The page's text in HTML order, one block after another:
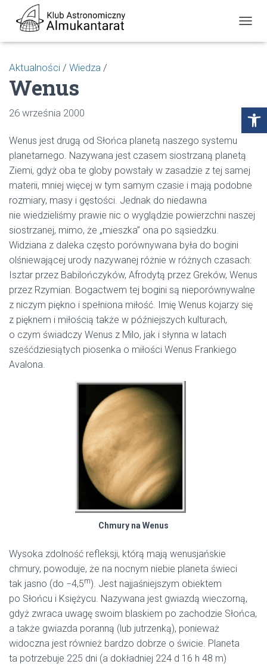
Open toolbar
R
N
G
A
J
Aktualności / Wiedza /
Wenus
26 września 2000
Wenus jest drugą od Słońca planetą naszego systemu
planetarnego. Nazywana jest czasem siostrzaną planetą
Ziemi, gdyż oba te globy powstały w zasadzie z tej samej
materii, mniej więcej w tym samym czasie i mają podobne
rozmiary, masy i gęstości. Jednak do niedawna
nie wiedzieliśmy prawie nic o wyglądzie powierzchni naszej
siostrzanej, mimo, że „mieszka” ona po sąsiedzku.
Widziana z daleka często porównywana była do bogini
olśniewającej urody nazywanej różnie w różnych czasach:
Isztar przez Babilończyków, Afrodytą przez Greków, Wenus
przez Rzymian. Bogactwem tej bogini są nieporównywalne
z niczym piękno i spełniona miłość. Imię Wenus kojarzy się
z pięknem i miłością także w późniejszych kulturach,
o czym świadczy Wenus z Milo, jak i słynna w latach
sześćdziesiątych piosenka o miłości Wenus Frankiego
Avalona.
Chmury na Wenus
Wysoka zdolność refleksji, którą mają wenusjańskie
chmury, powoduje, że na nocnym niebie planeta świeci
tak jasno (do −4,5m). Jest najjaśniejszym obiektem
po Słońcu i Księżycu. Nazywana jest gwiazdą wieczorną,
gdyż zwraca uwagę swoim blaskiem po zachodzie Słońca,
a także gwiazda poranną (lub jutrzenką), ponieważ
widoczna jest również bardzo dobrze o świcie. Planeta
ta potrzebuje 225 dni (a dokładniej 224 d 16 h 48 m)